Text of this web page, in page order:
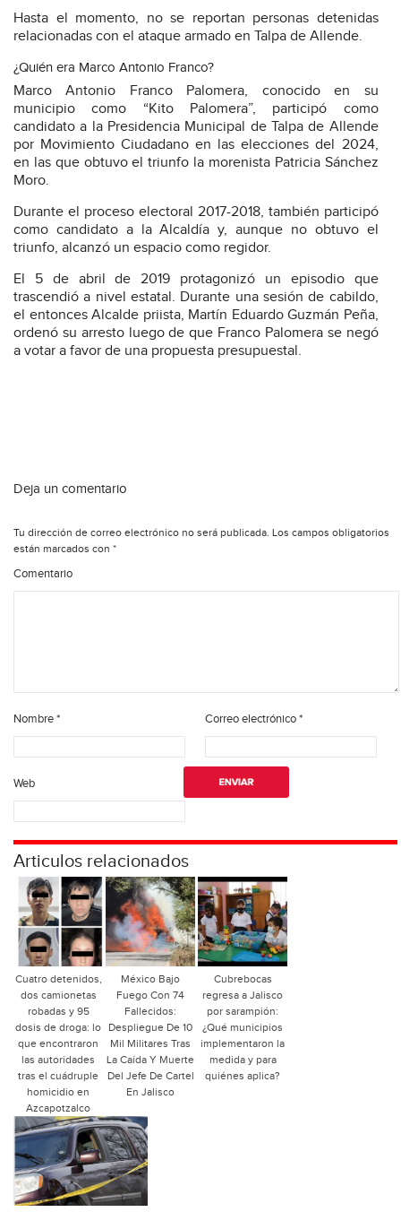
Hasta el momento, no se reportan personas detenidas
relacionadas con el ataque armado en Talpa de Allende.
¿Quién era Marco Antonio Franco?
Marco Antonio Franco Palomera, conocido en su
municipio como “Kito Palomera”, participó como
candidato a la Presidencia Municipal de Talpa de Allende
por Movimiento Ciudadano en las elecciones del 2024,
en las que obtuvo el triunfo la morenista Patricia Sánchez
Moro.
Durante el proceso electoral 2017-2018, también participó
como candidato a la Alcaldía y, aunque no obtuvo el
triunfo, alcanzó un espacio como regidor.
El 5 de abril de 2019 protagonizó un episodio que
trascendió a nivel estatal. Durante una sesión de cabildo,
el entonces Alcalde priista, Martín Eduardo Guzmán Peña,
ordenó su arresto luego de que Franco Palomera se negó
a votar a favor de una propuesta presupuestal.
Deja un comentario
Tu dirección de correo electrónico no será publicada. Los campos obligatorios
están marcados con *
Comentario
Nombre* Correo electrónico*
Web
Articulos relacionados
Cuatro detenidos,
dos camionetas
robadas y 95
dosis de droga: lo
que encontraron
las autoridades
tras el cuádruple
homicidio en
Azcapotzalco
México Bajo
Fuego Con 74
Fallecidos:
Despliegue De 10
Mil Militares Tras
La Caída Y Muerte
Del Jefe De Cartel
En Jalisco
Cubrebocas
regresa a Jalisco
por sarampión:
¿Qué municipios
implementaron la
medida y para
quiénes aplica?